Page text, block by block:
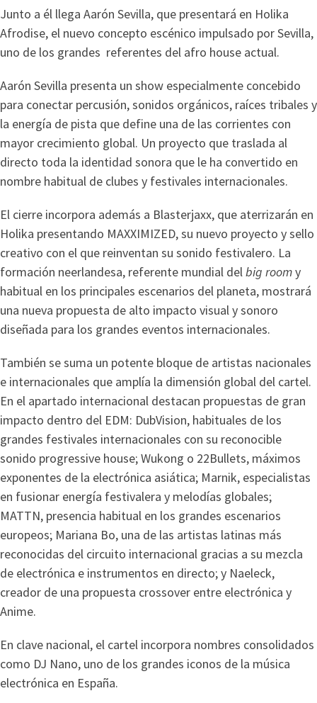
Junto a él llega Aarón Sevilla, que presentará en Holika
Afrodise, el nuevo concepto escénico impulsado por Sevilla,
uno de los grandes referentes del afro house actual.
Aarón Sevilla presenta un show especialmente concebido
para conectar percusión, sonidos orgánicos, raíces tribales y
la energía de pista que define una de las corrientes con
mayor crecimiento global. Un proyecto que traslada al
directo toda la identidad sonora que le ha convertido en
nombre habitual de clubes y festivales internacionales.
El cierre incorpora además a Blasterjaxx, que aterrizarán en
Holika presentando MAXXIMIZED, su nuevo proyecto y sello
creativo con el que reinventan su sonido festivalero. La
formación neerlandesa, referente mundial delbig roomy
habitual en los principales escenarios del planeta, mostrará
una nueva propuesta de alto impacto visual y sonoro
diseñada para los grandes eventos internacionales.
También se suma un potente bloque de artistas nacionales
e internacionales que amplía la dimensión global del cartel.
En el apartado internacional destacan propuestas de gran
impacto dentro del EDM: DubVision, habituales de los
grandes festivales internacionales con su reconocible
sonido progressive house; Wukong o 22Bullets, máximos
exponentes de la electrónica asiática; Marnik, especialistas
en fusionar energía festivalera y melodías globales;
MATTN, presencia habitual en los grandes escenarios
europeos; Mariana Bo, una de las artistas latinas más
reconocidas del circuito internacional gracias a su mezcla
de electrónica e instrumentos en directo; y Naeleck,
creador de una propuesta crossover entre electrónica y
Anime.
En clave nacional, el cartel incorpora nombres consolidados
como DJ Nano, uno de los grandes iconos de la música
electrónica en España.